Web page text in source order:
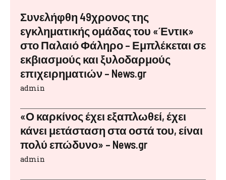
Συνελήφθη 49χρονος της
εγκληματικής ομάδας του «Έντικ»
στο Παλαιό Φάληρο – Εμπλέκεται σε
εκβιασμούς και ξυλοδαρμούς
επιχειρηματιών – News.gr
admin
«Ο καρκίνος έχει εξαπλωθεί, έχει
κάνει μετάσταση στα οστά του, είναι
πολύ επώδυνο» – News.gr
admin